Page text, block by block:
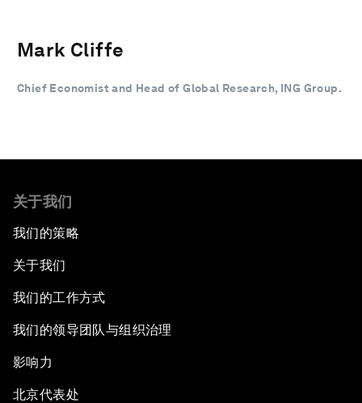
Mark Cliffe
Chief Economist and Head of Global Research, ING Group.
关于我们
我们的策略
关于我们
我们的工作方式
我们的领导团队与组织治理
影响力
北京代表处